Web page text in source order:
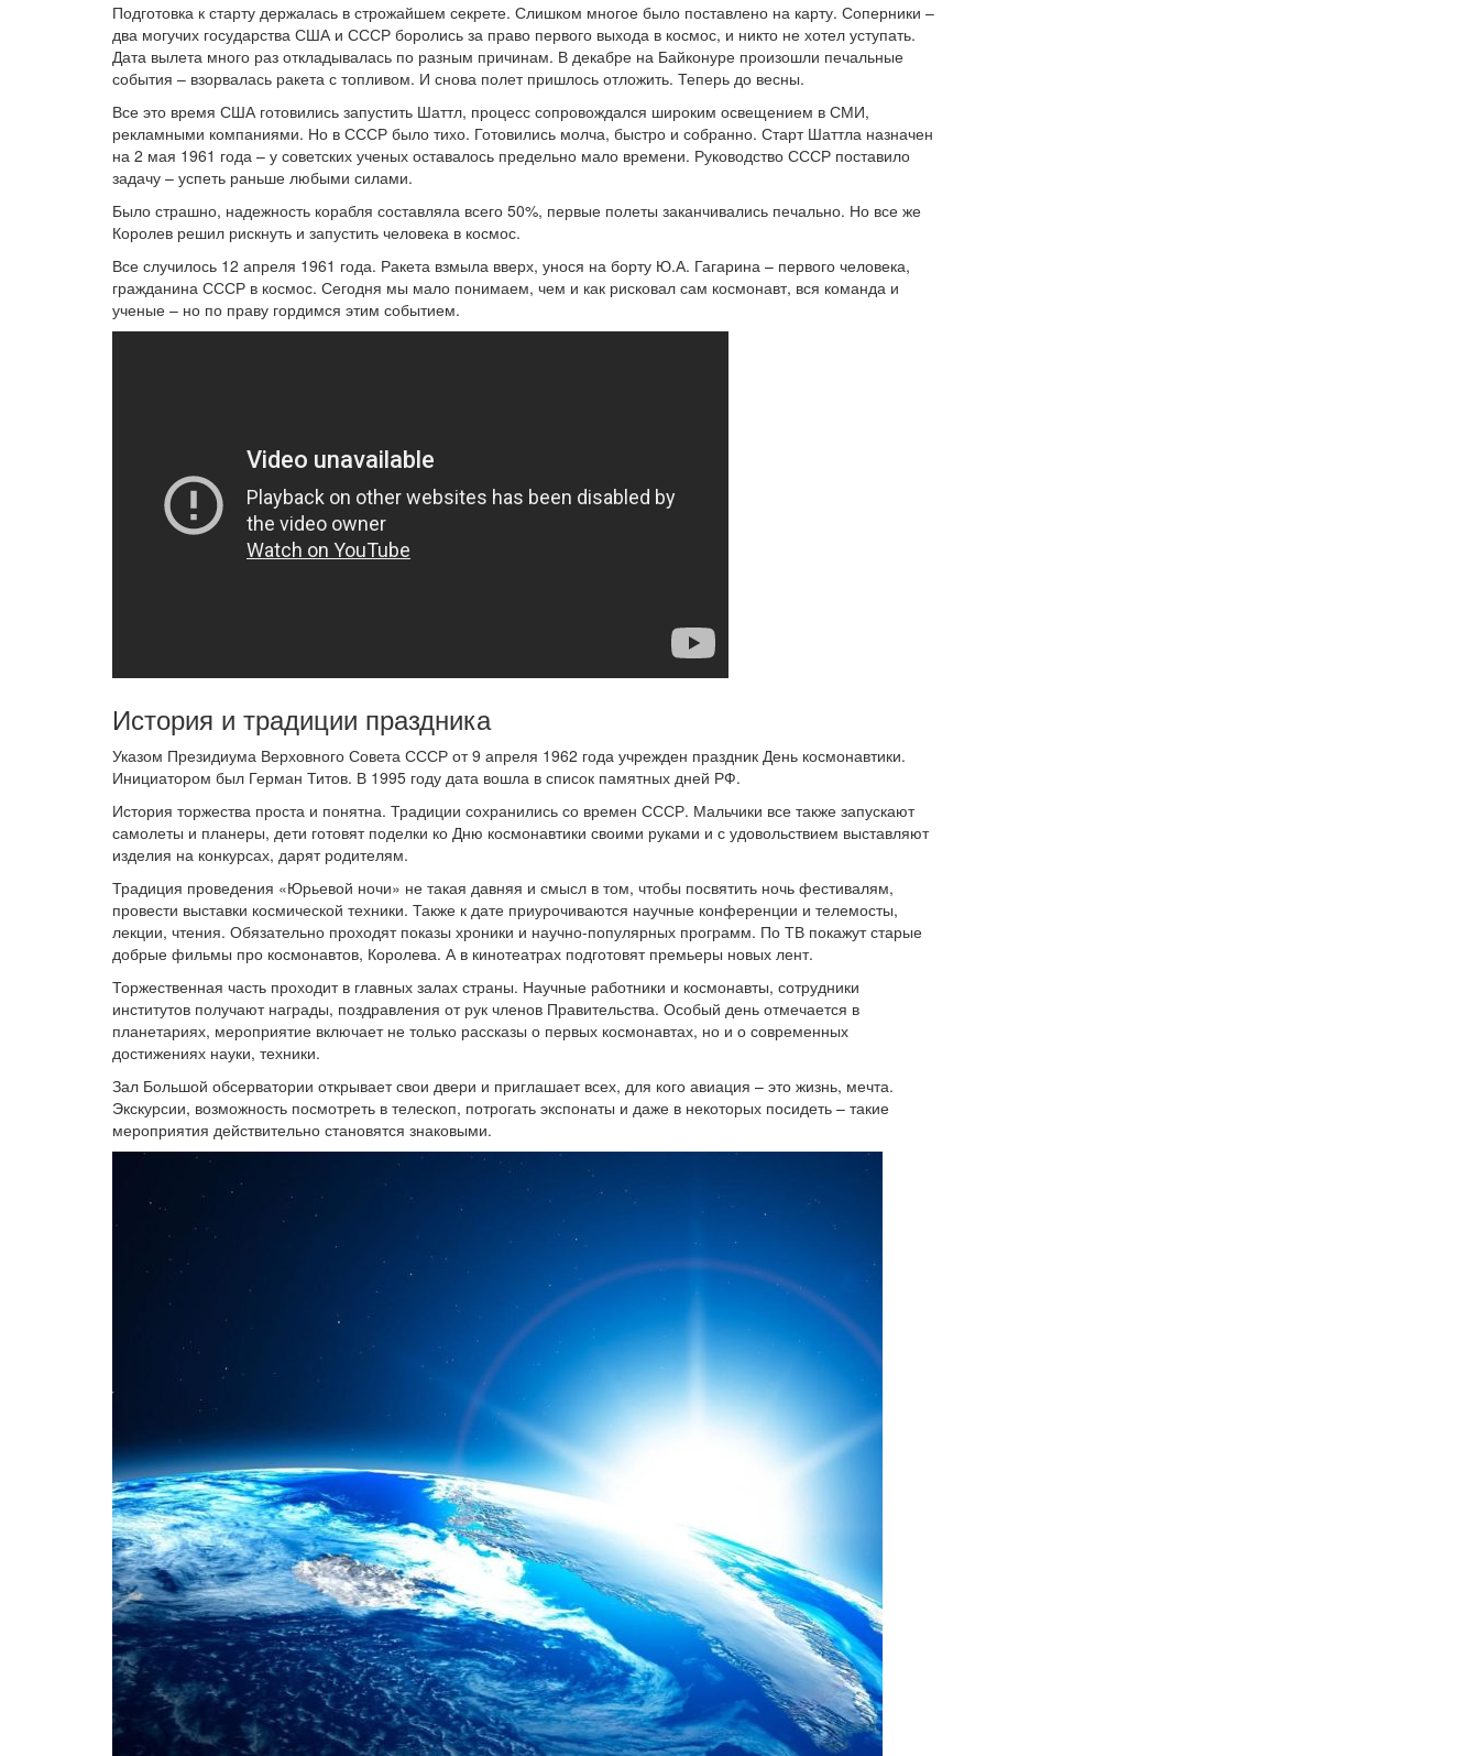
Подготовка к старту держалась в строжайшем секрете. Слишком многое было поставлено на карту. Соперники –
два могучих государства США и СССР боролись за право первого выхода в космос, и никто не хотел уступать.
Дата вылета много раз откладывалась по разным причинам. В декабре на Байконуре произошли печальные
события – взорвалась ракета с топливом. И снова полет пришлось отложить. Теперь до весны.
Все это время США готовились запустить Шаттл, процесс сопровождался широким освещением в СМИ,
рекламными компаниями. Но в СССР было тихо. Готовились молча, быстро и собранно. Старт Шаттла назначен
на 2 мая 1961 года – у советских ученых оставалось предельно мало времени. Руководство СССР поставило
задачу – успеть раньше любыми силами.
Было страшно, надежность корабля составляла всего 50%, первые полеты заканчивались печально. Но все же
Королев решил рискнуть и запустить человека в космос.
Все случилось 12 апреля 1961 года. Ракета взмыла вверх, унося на борту Ю.А. Гагарина – первого человека,
гражданина СССР в космос. Сегодня мы мало понимаем, чем и как рисковал сам космонавт, вся команда и
ученые – но по праву гордимся этим событием.
История и традиции праздника
Указом Президиума Верховного Совета СССР от 9 апреля 1962 года учрежден праздник День космонавтики.
Инициатором был Герман Титов. В 1995 году дата вошла в список памятных дней РФ.
История торжества проста и понятна. Традиции сохранились со времен СССР. Мальчики все также запускают
самолеты и планеры, дети готовят поделки ко Дню космонавтики своими руками и с удовольствием выставляют
изделия на конкурсах, дарят родителям.
Традиция проведения «Юрьевой ночи» не такая давняя и смысл в том, чтобы посвятить ночь фестивалям,
провести выставки космической техники. Также к дате приурочиваются научные конференции и телемосты,
лекции, чтения. Обязательно проходят показы хроники и научно-популярных программ. По ТВ покажут старые
добрые фильмы про космонавтов, Королева. А в кинотеатрах подготовят премьеры новых лент.
Торжественная часть проходит в главных залах страны. Научные работники и космонавты, сотрудники
институтов получают награды, поздравления от рук членов Правительства. Особый день отмечается в
планетариях, мероприятие включает не только рассказы о первых космонавтах, но и о современных
достижениях науки, техники.
Зал Большой обсерватории открывает свои двери и приглашает всех, для кого авиация – это жизнь, мечта.
Экскурсии, возможность посмотреть в телескоп, потрогать экспонаты и даже в некоторых посидеть – такие
мероприятия действительно становятся знаковыми.